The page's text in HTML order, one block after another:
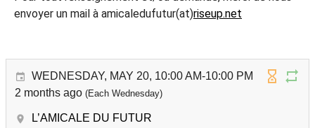
envoyer un mail à amicaledufutur(at)riseup.net
WEDNESDAY, MAY 20, 10:00 AM-10:00 PM
2 months ago (Each Wednesday)
L’AMICALE DU FUTUR